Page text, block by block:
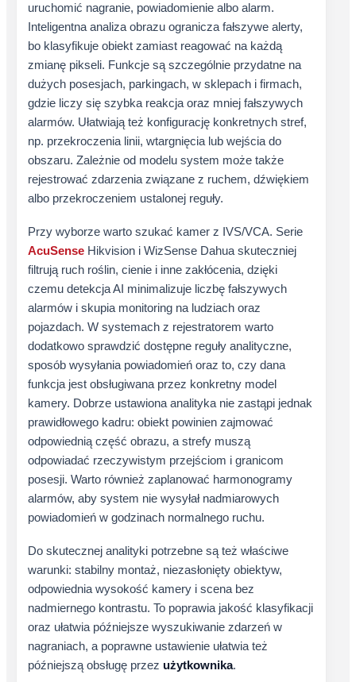
uruchomić nagranie, powiadomienie albo alarm.
Inteligentna analiza obrazu ogranicza fałszywe alerty,
bo klasyfikuje obiekt zamiast reagować na każdą
zmianę pikseli. Funkcje są szczególnie przydatne na
dużych posesjach, parkingach, w sklepach i firmach,
gdzie liczy się szybka reakcja oraz mniej fałszywych
alarmów. Ułatwiają też konfigurację konkretnych stref,
np. przekroczenia linii, wtargnięcia lub wejścia do
obszaru. Zależnie od modelu system może także
rejestrować zdarzenia związane z ruchem, dźwiękiem
albo przekroczeniem ustalonej reguły.
Przy wyborze warto szukać kamer z IVS/VCA. Serie
AcuSense Hikvision i WizSense Dahua skuteczniej
filtrują ruch roślin, cienie i inne zakłócenia, dzięki
czemu detekcja AI minimalizuje liczbę fałszywych
alarmów i skupia monitoring na ludziach oraz
pojazdach. W systemach z rejestratorem warto
dodatkowo sprawdzić dostępne reguły analityczne,
sposób wysyłania powiadomień oraz to, czy dana
funkcja jest obsługiwana przez konkretny model
kamery. Dobrze ustawiona analityka nie zastąpi jednak
prawidłowego kadru: obiekt powinien zajmować
odpowiednią część obrazu, a strefy muszą
odpowiadać rzeczywistym przejściom i granicom
posesji. Warto również zaplanować harmonogramy
alarmów, aby system nie wysyłał nadmiarowych
powiadomień w godzinach normalnego ruchu.
Do skutecznej analityki potrzebne są też właściwe
warunki: stabilny montaż, niezasłonięty obiektyw,
odpowiednia wysokość kamery i scena bez
nadmiernego kontrastu. To poprawia jakość klasyfikacji
oraz ułatwia późniejsze wyszukiwanie zdarzeń w
nagraniach, a poprawne ustawienie ułatwia też
późniejszą obsługę przez użytkownika.